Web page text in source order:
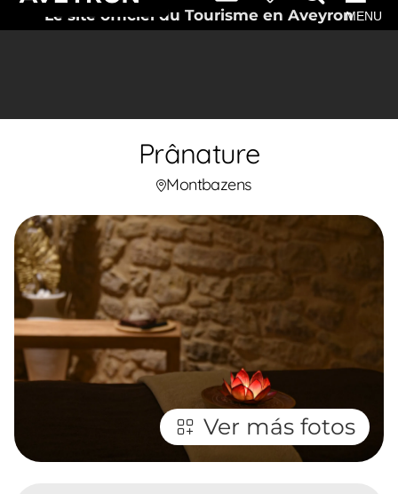
Le site officiel du Tourisme en AveyronMENU
Prânature
Montbazens
Ver más fotos